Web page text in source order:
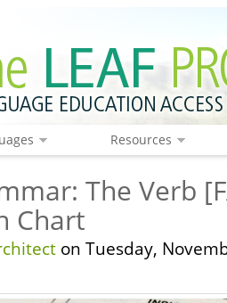
Resources
The Verb
Chart
on Tuesday,